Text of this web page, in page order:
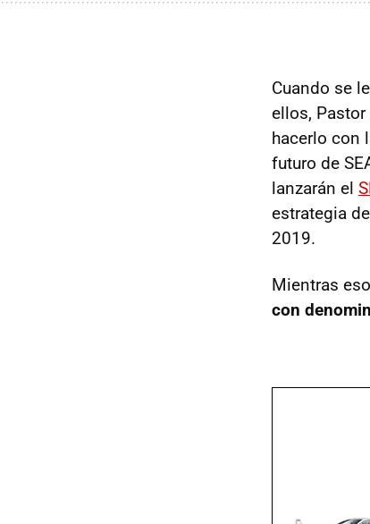
Cuando se
ellos,
hacerlo con
futuro de
lanzarán el
estrategia
2019.
Mientras
con